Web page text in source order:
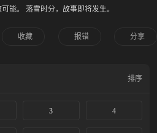
能。 落雪时分，故事即将发生。
收藏 报错 分享
排序
3 4